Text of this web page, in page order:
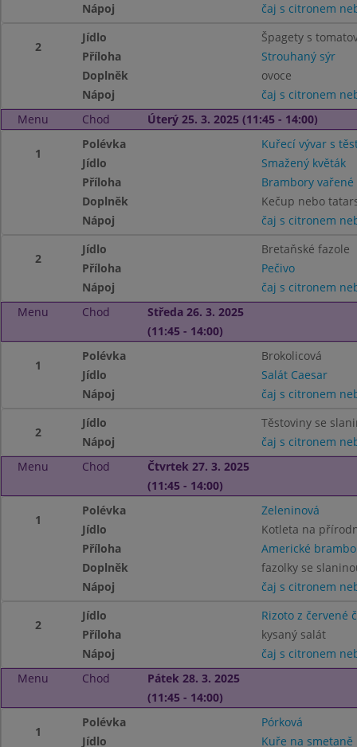
Nápoj
čaj s citronem
2
Jídlo
Špagety s
Příloha
Strouhaný sýr
Doplněk
ovoce
Nápoj
čaj s citronem
Menu
Chod Úterý 25. 3. 2025 (11:45 - 14:00)
1
Polévka
Kuřecí vývar s
Jídlo
Smažený květák
Příloha
Brambory vařené
Doplněk
Kečup nebo
Nápoj
čaj s citronem
2
Jídlo
Bretaňské fazole
Příloha
Pečivo
Nápoj
čaj s citronem
Menu
Chod
Středa 26. 3. 2025
(11:45 - 14:00)
1
Polévka
Brokolicová
Jídlo
Salát Caesar
Nápoj
čaj s citronem
2
Jídlo
Těstoviny se
Nápoj
čaj s citronem
Menu
Chod
Čtvrtek 27. 3. 2025
(11:45 - 14:00)
1
Polévka
Zeleninová
Jídlo
Kotleta na
Příloha
Americké
Doplněk
fazolky se
Nápoj
čaj s citronem
2
Jídlo
Rizoto z červené
Příloha
kysaný salát
Nápoj
čaj s citronem
Menu
Chod
Pátek 28. 3. 2025
(11:45 - 14:00)
1
Polévka
Pórková
Jídlo
Kuře na smetaně